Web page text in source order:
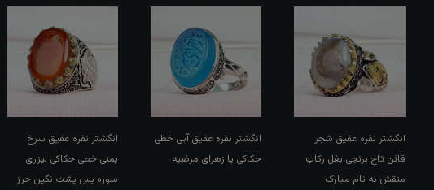
انگشتر نقره عقیق شجر
قائن تاج برنجی بغل رکاب
منقش به نام مبارک
انگشتر نقره عقیق آبی خطی
حکاکی یا زهرای مرضیه
انگشتر نقره عقیق سرخ
یمنی خطی حکاکی لیزری
سوره یس پشت نگین حرز